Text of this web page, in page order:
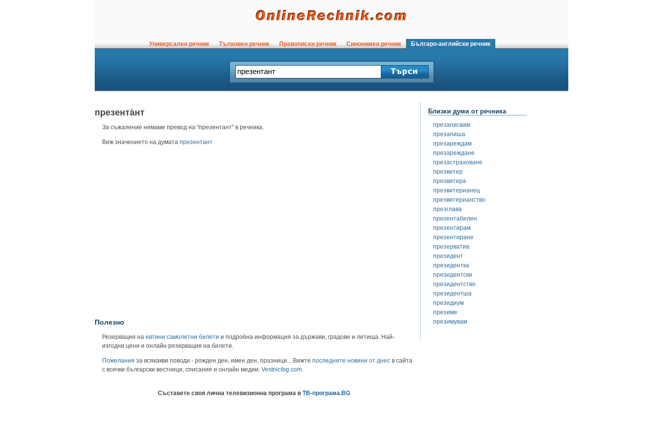
Универсален речник Тълковен речник Правописен речник Синонимен речник Българо-английски речник
презента̀нт
За съжаление нямаме превод на "презентант" в речника.
Виж значението на думата презентант
Полезно
Резервация на евтини самолетни билети и подробна информация за държави, градове и летища. Най-
изгодни цени и онлайн резервация на билети.
Пожелания за всякакви поводи - рожден ден, имен ден, празници... Вижте последните новини от днес в сайта
с всички български вестници, списания и онлайн медии: Vestnicibg.com
Съставете своя лична телевизионна програма в ТВ-програма.BG
Близки думи от речника
презаписвам
презапиша
презареждам
презареждане
презастраховане
презвитер
презвитера
презвитерианец
презвитерианство
презглава
презентабилен
презентирам
презентиране
презерватив
президент
президентка
президентски
президентство
президентша
президиум
презиме
презимувам